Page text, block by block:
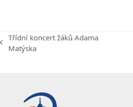
previous
Třídní koncert žáků Adama
Matýska